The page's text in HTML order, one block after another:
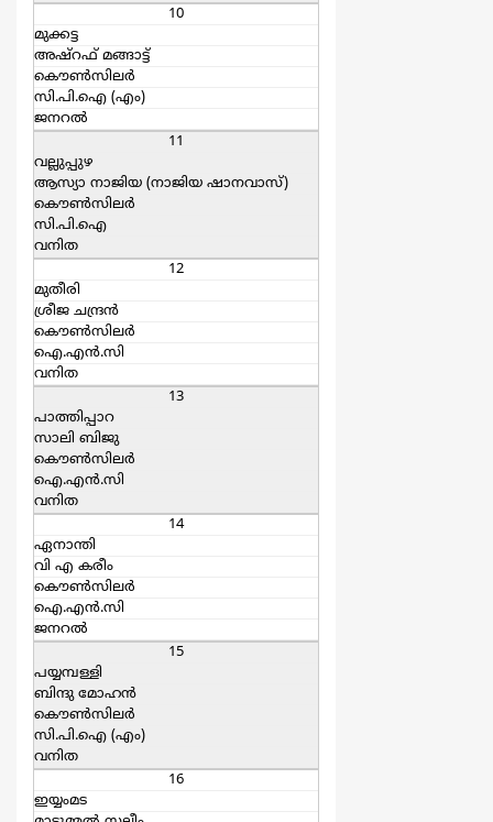
10
മുക്കട്ട
അഷ്റഫ് മങ്ങാട്ട്
കൌൺസിലർ
സി.പി.ഐ (എം)
ജനറല്‍
11
വല്ലുപ്പുഴ
ആസ്യാ നാജിയ (നാജിയ ഷാനവാസ്)
കൌൺസിലർ
സി.പി.ഐ
വനിത
12
മുതീരി
ശ്രീജ ചന്ദ്രന്‍
കൌൺസിലർ
ഐ.എന്‍.സി
വനിത
13
പാത്തിപ്പാറ
സാലി ബിജു
കൌൺസിലർ
ഐ.എന്‍.സി
വനിത
14
ഏനാന്തി
വി എ കരീം
കൌൺസിലർ
ഐ.എന്‍.സി
ജനറല്‍
15
പയ്യമ്പള്ളി
ബിന്ദു മോഹന്‍
കൌൺസിലർ
സി.പി.ഐ (എം)
വനിത
16
ഇയ്യംമട